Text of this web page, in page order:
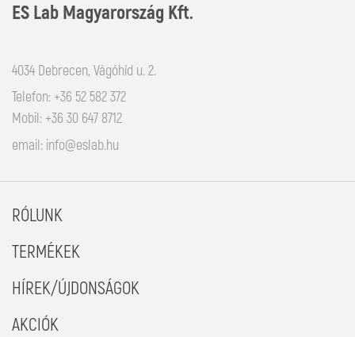
ES Lab Magyarország Kft.
4034 Debrecen, Vágóhíd u. 2.
Telefon: +36 52 582 372
Mobil: +36 30 647 8712
email: info@eslab.hu
RÓLUNK
TERMÉKEK
HÍREK/ÚJDONSÁGOK
AKCIÓK